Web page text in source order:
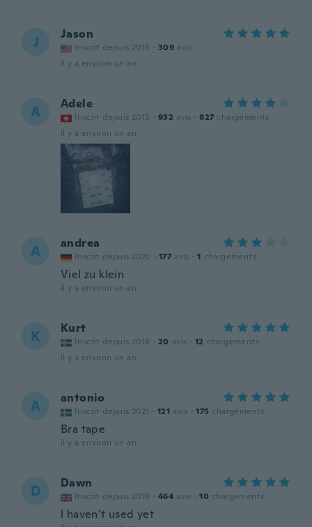
J Jason
Inscrit depuis 2018 · 309 avis
il y a environ un an
A Adele
Inscrit depuis 2015 · 932 avis · 827 chargements
il y a environ un an
A andrea
Inscrit depuis 2020 · 177 avis · 1 chargements
Viel zu klein
il y a environ un an
K Kurt
Inscrit depuis 2018 · 20 avis · 12 chargements
il y a environ un an
A antonio
Inscrit depuis 2021 · 121 avis · 175 chargements
Bra tape
il y a environ un an
D Dawn
Inscrit depuis 2018 · 464 avis · 10 chargements
l haven’t used yet